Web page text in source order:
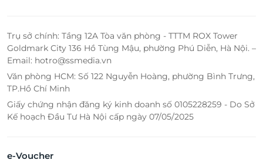
Trụ sở chính: Tầng 12A Tòa văn phòng - TTTM ROX Tower
Goldmark City 136 Hồ Tùng Mậu, phường Phú Diễn, Hà Nội. –
Email: hotro@ssmedia.vn
Văn phòng HCM: Số 122 Nguyễn Hoàng, phường Bình Trưng,
TP.Hồ Chí Minh
Giấy chứng nhận đăng ký kinh doanh số 0105228259 - Do Sở
Kế hoạch Đầu Tư Hà Nội cấp ngày 07/05/2025
e-Voucher